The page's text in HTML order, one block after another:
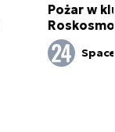
Pożar w